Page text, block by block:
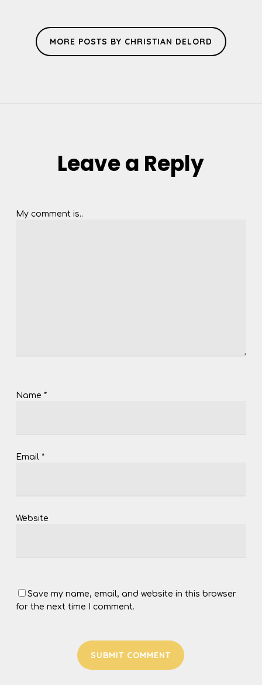
MORE POSTS BY CHRISTIAN DELORD
Leave a Reply
My comment is..
Name *
Email *
Website
Save my name, email, and website in this browser
for the next time I comment.